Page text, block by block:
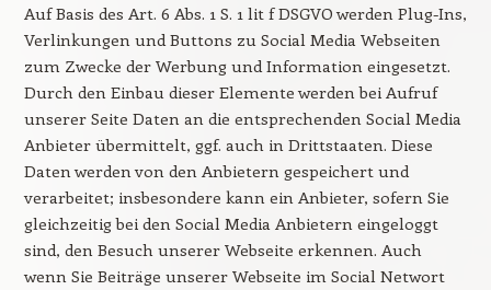
Auf Basis des Art. 6 Abs. 1 S. 1 lit f DSGVO werden Plug-Ins,
Verlinkungen und Buttons zu Social Media Webseiten
zum Zwecke der Werbung und Information eingesetzt.
Durch den Einbau dieser Elemente werden bei Aufruf
unserer Seite Daten an die entsprechenden Social Media
Anbieter übermittelt, ggf. auch in Drittstaaten. Diese
Daten werden von den Anbietern gespeichert und
verarbeitet; insbesondere kann ein Anbieter, sofern Sie
gleichzeitig bei den Social Media Anbietern eingeloggt
sind, den Besuch unserer Webseite erkennen. Auch
wenn Sie Beiträge unserer Webseite im Social Networt